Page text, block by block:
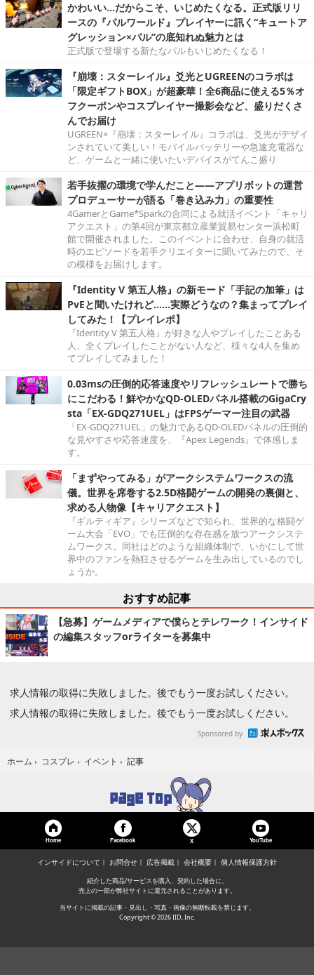
かわいい…だからこそ、いじめたくなる。正式版リリ
ースの『パルワールド』プレイヤーに訊く“キュートア
グレッション×パル”の底知れぬ魅力とは
正式版で登場する新たなパルもいじめたくなる！
『崩壊：スターレイル』爻光とUGREENのコラボは
「限定ギフトBOX」が超豪華！全6商品に使える5％オ
フクーポンやコスプレイヤー撮影会など、盛りだくさ
んでお届け
UGREEN×『崩壊：スターレイル』コラボは、爻光がデザイ
ンされていて美しい！モバイルバッテリーや急速充電器な
ど、ゲームと一緒に使いたいデバイスがてんこ盛り
若手抜擢の環境で学んだこと――アプリボットの運営
プロデューサーが語る「巻き込み力」の重要性
4GamerとGame*Sparkの合同による就活イベント「キャリ
アクエスト」の第4回が東京都立産業貿易センター浜松町
館で開催されました。このイベントに合わせ、自身の就活
時のエピソードを若手クリエイターに聞いてみたので、そ
の模様をお届けします。
『Identity V 第五人格』の新モード「手記の加筆」は
PvEと聞いたけれど……実際どうなの？集まってプレイ
してみた！【プレイレポ】
『Identity V 第五人格』が好きな人やプレイしたことある
人、全くプレイしたことがない人など、様々な4人を集め
てプレイしてみました！
0.03msの圧倒的応答速度やリフレッシュレートで勝ち
にこだわる！鮮やかなQD-OLEDパネル搭載のGigaCry
sta「EX-GDQ271UEL」はFPSゲーマー注目の武器
「EX-GDQ271UEL」の魅力であるQD-OLEDパネルの圧倒的
な見やすさや応答速度を、『Apex Legends』で体感しま
す。
「まずやってみる」がアークシステムワークスの流
儀。世界を席巻する2.5D格闘ゲームの開発の裏側と、
求める人物像【キャリアクエスト】
『ギルティギア』シリーズなどで知られ、世界的な格闘ゲ
ーム大会「EVO」でも圧倒的な存在感を放つアークシステ
ムワークス。同社はどのような組織体制で、いかにして世
界中のファンを熱狂させるゲームを生み出しているのでし
ょうか。
おすすめ記事
【急募】ゲームメディアで僕らとテレワーク！インサイド
の編集スタッフorライターを募集中
求人情報の取得に失敗しました。後でもう一度お試しください。
求人情報の取得に失敗しました。後でもう一度お試しください。
Sponsored by
ホーム › コスプレ › イベント › 記事
Home Facebook X YouTube
インサイドについて お問合せ 広告掲載 会社概要 個人情報保護方針
紹介した商品/サービスを購入、契約した場合に、
売上の一部が弊社サイトに還元されることがあります。
当サイトに掲載の記事・見出し・写真・画像の無断転載を禁じます。
Copyright © 2026 IID, Inc.